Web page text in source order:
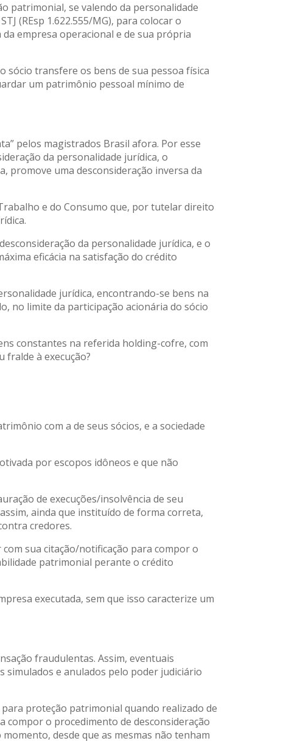
patrimonial, se valendo da personalidade
(REsp 1.622.555/MG), para colocar o
empresa operacional e de sua própria
sócio transfere os bens de sua pessoa física
um patrimônio pessoal mínimo de
pelos magistrados Brasil afora. Por esse
da personalidade jurídica, o
promove uma desconsideração inversa da
e do Consumo que, por tutelar direito
da personalidade jurídica, e o
eficácia na satisfação do crédito
jurídica, encontrando-se bens na
no limite da participação acionária do sócio
constantes na referida holding-cofre, com
fralde à execução?
com a de seus sócios, e a sociedade
por escopos idôneos e que não
de execuções/insolvência de seu
ainda que instituído de forma correta,
credores.
sua citação/notificação para compor o
patrimonial perante o crédito
executada, sem que isso caracterize um
fraudulentas. Assim, eventuais
simulados e anulados pelo poder judiciário
proteção patrimonial quando realizado de
compor o procedimento de desconsideração
desde que as mesmas não tenham